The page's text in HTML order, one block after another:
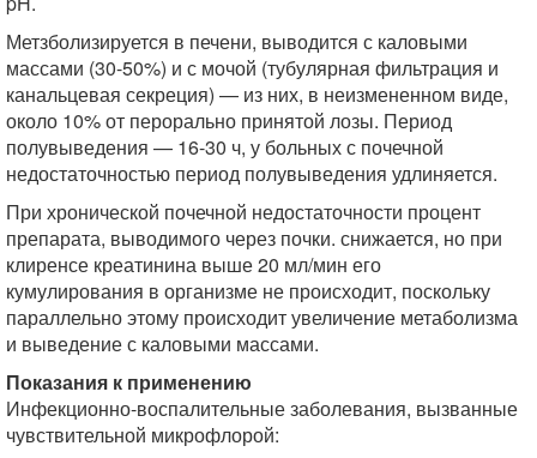
Метзболизируется в печени, выводится с каловыми
массами (30-50%) и с мочой (тубулярная фильтрация и
канальцевая секреция) — из них, в неизмененном виде,
около 10% от перорально принятой лозы. Период
полувыведения — 16-30 ч, у больных с почечной
недостаточностью период полувыведения удлиняется.
При хронической почечной недостаточности процент
препарата, выводимого через почки. снижается, но при
клиренсе креатинина выше 20 мл/мин его
кумулирования в организме не происходит, поскольку
параллельно этому происходит увеличение метаболизма
и выведение с каловыми массами.
Показания к применению
Инфекционно-воспалительные заболевания, вызванные
чувствительной микрофлорой: